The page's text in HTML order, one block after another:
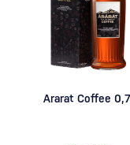
Ararat Coffee